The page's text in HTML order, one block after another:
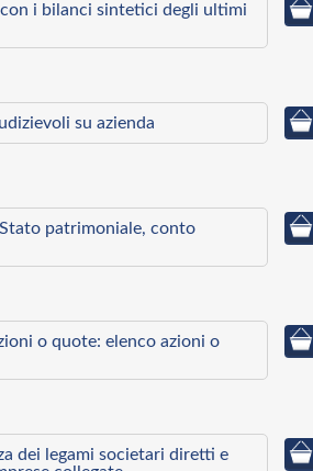
i bilanci sintetici degli ultimi
su azienda
patrimoniale, conto
o quote: elenco azioni o
dei legami societari diretti e